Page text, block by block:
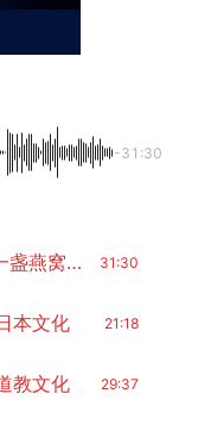
-31:30
亚太非遗名人谈 第4期 一盏燕窝的文明之路 31:30
本文化 21:18
教文化 29:37